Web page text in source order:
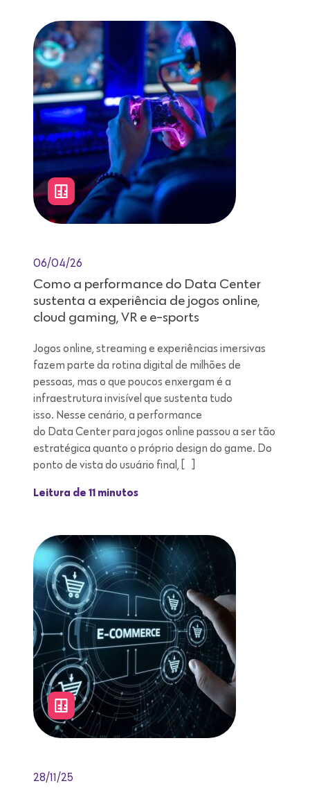
06/04/26
Como a performance do Data Center
sustenta a experiência de jogos online,
cloud gaming, VR e e-sports
Jogos online, streaming e experiências imersivas
fazem parte da rotina digital de milhões de
pessoas, mas o que poucos enxergam é a
infraestrutura invisível que sustenta tudo
isso. Nesse cenário, a performance
do Data Center para jogos online passou a ser tão
estratégica quanto o próprio design do game. Do
ponto de vista do usuário final, […]
Leitura de 11 minutos
28/11/25